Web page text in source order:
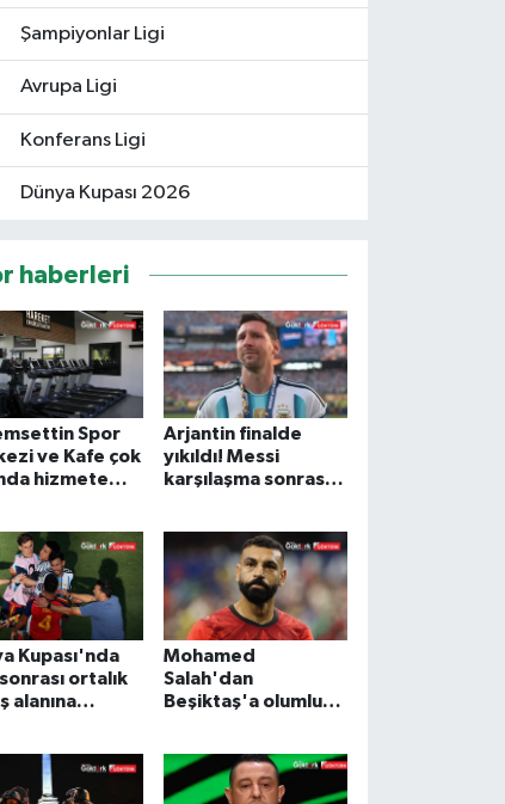
Şampiyonlar Ligi
Avrupa Ligi
Konferans Ligi
Dünya Kupası 2026
haberleri
Spor
ve Kafe çok
hizmete
Arjantin finalde
yıkıldı! Messi
karşılaşma sonrası
Kupası'nda
ortalık
alanına
kartla
Mohamed
Salah'dan
Beşiktaş'a olumlu
belli oldu.